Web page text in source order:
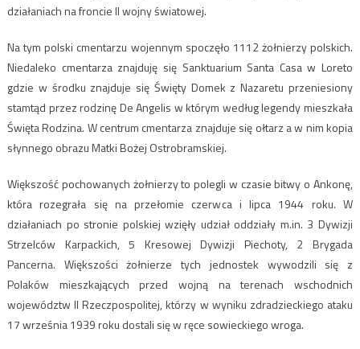
działaniach na froncie II wojny światowej.
Na tym polski cmentarzu wojennym spoczęło 1112 żołnierzy polskich.
Niedaleko cmentarza znajduję się Sanktuarium Santa Casa w Loreto
gdzie w środku znajduje się Święty Domek z Nazaretu przeniesiony
stamtąd przez rodzinę De Angelis w którym według legendy mieszkała
Święta Rodzina. W centrum cmentarza znajduje się ołtarz a w nim kopia
słynnego obrazu Matki Bożej Ostrobramskiej.
Większość pochowanych żołnierzy to polegli w czasie bitwy o Ankonę,
która rozegrała się na przełomie czerwca i lipca 1944 roku. W
działaniach po stronie polskiej wzięły udział oddziały m.in. 3 Dywizji
Strzelców Karpackich, 5 Kresowej Dywizji Piechoty, 2 Brygada
Pancerna. Większości żołnierze tych jednostek wywodzili się z
Polaków mieszkających przed wojną na terenach wschodnich
województw II Rzeczpospolitej, którzy w wyniku zdradzieckiego ataku
17 września 1939 roku dostali się w ręce sowieckiego wroga.